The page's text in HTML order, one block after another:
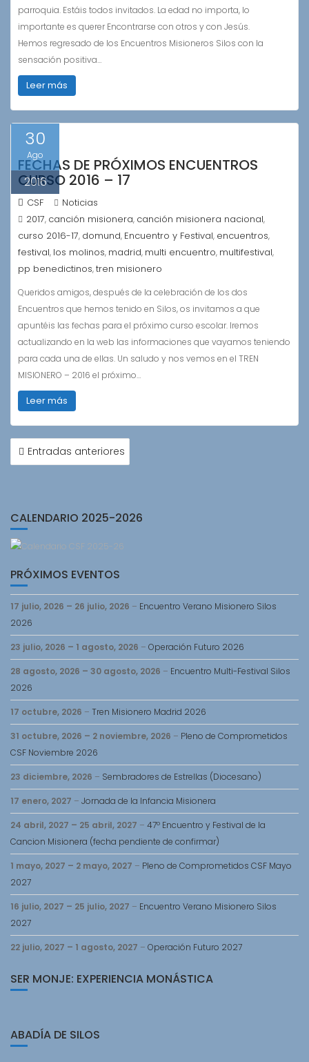
parroquia. Estáis todos invitados. La edad no importa, lo
importante es querer Encontrarse con otros y con Jesús.
Hemos regresado de los Encuentros Misioneros Silos con la
sensación positiva…
Leer más
30
Ago
2016
FECHAS DE PRÓXIMOS ENCUENTROS
CURSO 2016 – 17
CSF
Noticias
2017, canción misionera, canción misionera nacional,
curso 2016-17, domund, Encuentro y Festival, encuentros,
festival, los molinos, madrid, multi encuentro, multifestival,
pp benedictinos,tren misionero
Queridos amigos, después de la celebración de los dos
Encuentros que hemos tenido en Silos, os invitamos a que
apuntéis las fechas para el próximo curso escolar. Iremos
actualizando en la web las informaciones que vayamos teniendo
para cada una de ellas. Un saludo y nos vemos en el TREN
MISIONERO – 2016 el próximo…
Leer más
NAVEGACIÓN
DEEntradas anteriores
CALENDARIO 2025-2026
PRÓXIMOS EVENTOS
17 julio, 2026 – 26 julio, 2026 – Encuentro Verano Misionero Silos
2026
23 julio, 2026 – 1 agosto, 2026 – Operación Futuro 2026
28 agosto, 2026 – 30 agosto, 2026 – Encuentro Multi-Festival Silos
2026
17 octubre, 2026 – Tren Misionero Madrid 2026
31 octubre, 2026 – 2 noviembre, 2026 – Pleno de Comprometidos
CSF Noviembre 2026
23 diciembre, 2026 – Sembradores de Estrellas (Diocesano)
17 enero, 2027 – Jornada de la Infancia Misionera
24 abril, 2027 – 25 abril, 2027 – 47º Encuentro y Festival de la
Cancion Misionera (fecha pendiente de confirmar)
1 mayo, 2027 – 2 mayo, 2027 – Pleno de Comprometidos CSF Mayo
2027
16 julio, 2027 – 25 julio, 2027 – Encuentro Verano Misionero Silos
2027
22 julio, 2027 – 1 agosto, 2027 – Operación Futuro 2027
SER MONJE: EXPERIENCIA MONÁSTICA
ABADÍA DE SILOS